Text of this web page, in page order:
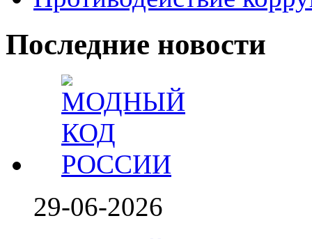
Последние новости
29-06-2026